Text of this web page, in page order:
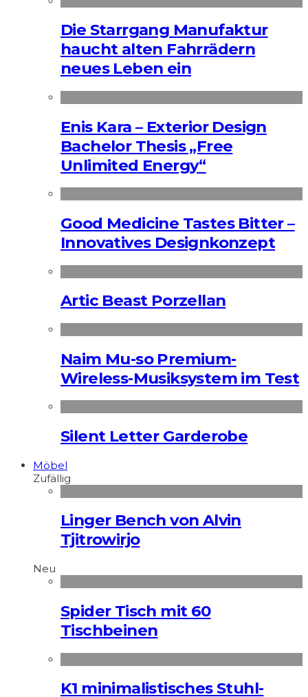
Die Starrgang Manufaktur
haucht alten Fahrrädern
neues Leben ein
Enis Kara – Exterior Design
Bachelor Thesis „Free
Unlimited Energy“
Good Medicine Tastes Bitter –
Innovatives Designkonzept
Artic Beast Porzellan
Naim Mu-so Premium-
Wireless-Musiksystem im Test
Silent Letter Garderobe
Möbel
Zufällig
Linger Bench von Alvin
Tjitrowirjo
Neu
Spider Tisch mit 60
Tischbeinen
K1 minimalistisches Stuhl-